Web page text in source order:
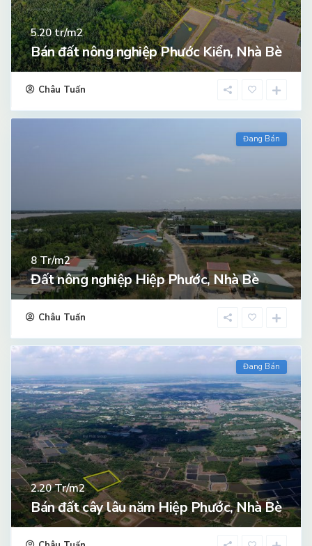
5.20tr/m2
Bán đất nông nghiệp Phước Kiển, Nhà Bè
Châu Tuấn
Đang Bán
8Tr/m2
Đất nông nghiệp Hiệp Phước, Nhà Bè
Châu Tuấn
Đang Bán
2.20Tr/m2
Bán đất cây lâu năm Hiệp Phước, Nhà Bè